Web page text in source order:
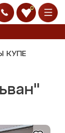
0
КУПЕ